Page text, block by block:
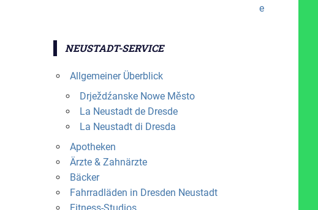
NEUSTADT-SERVICE
Allgemeiner Überblick
Drježdźanske Nowe Město
La Neustadt de Dresde
La Neustadt di Dresda
Apotheken
Ärzte & Zahnärzte
Bäcker
Fahrradläden in Dresden Neustadt
Fitness-Studios